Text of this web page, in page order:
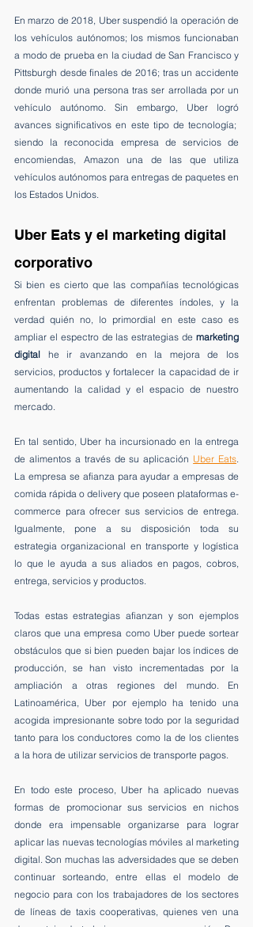
En marzo de 2018, Uber suspendió la operación de
los vehículos autónomos; los mismos funcionaban
a modo de prueba en la ciudad de San Francisco y
Pittsburgh desde finales de 2016; tras un accidente
donde murió una persona tras ser arrollada por un
vehículo autónomo. Sin embargo, Uber logró
avances significativos en este tipo de tecnología;
siendo la reconocida empresa de servicios de
encomiendas, Amazon una de las que utiliza
vehículos autónomos para entregas de paquetes en
los Estados Unidos.
Uber Eats y el marketing digital
corporativo
Si bien es cierto que las compañías tecnológicas
enfrentan problemas de diferentes índoles, y la
verdad quién no, lo primordial en este caso es
ampliar el espectro de las estrategias de marketing
digital he ir avanzando en la mejora de los
servicios, productos y fortalecer la capacidad de ir
aumentando la calidad y el espacio de nuestro
mercado.
En tal sentido, Uber ha incursionado en la entrega
de alimentos a través de su aplicación Uber Eats.
La empresa se afianza para ayudar a empresas de
comida rápida o delivery que poseen plataformas e-
commerce para ofrecer sus servicios de entrega.
Igualmente, pone a su disposición toda su
estrategia organizacional en transporte y logística
lo que le ayuda a sus aliados en pagos, cobros,
entrega, servicios y productos.
Todas estas estrategias afianzan y son ejemplos
claros que una empresa como Uber puede sortear
obstáculos que si bien pueden bajar los índices de
producción, se han visto incrementadas por la
ampliación a otras regiones del mundo. En
Latinoamérica, Uber por ejemplo ha tenido una
acogida impresionante sobre todo por la seguridad
tanto para los conductores como la de los clientes
a la hora de utilizar servicios de transporte pagos.
En todo este proceso, Uber ha aplicado nuevas
formas de promocionar sus servicios en nichos
donde era impensable organizarse para lograr
aplicar las nuevas tecnologías móviles al marketing
digital. Son muchas las adversidades que se deben
continuar sorteando, entre ellas el modelo de
negocio para con los trabajadores de los sectores
de líneas de taxis cooperativas, quienes ven una